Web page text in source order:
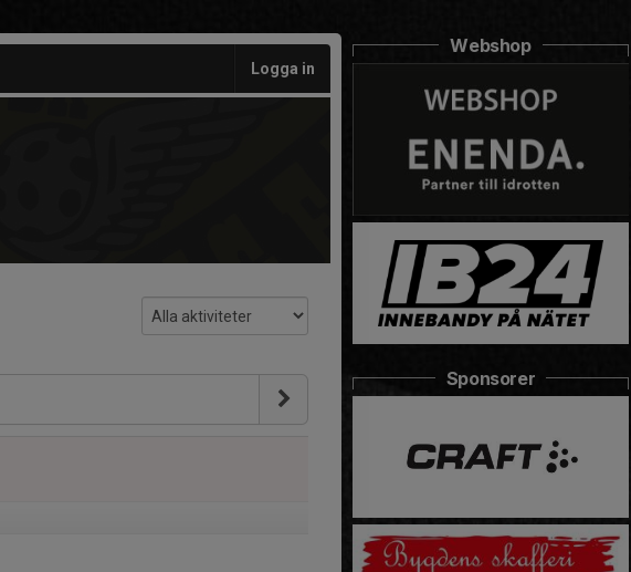
Logga in
Webshop
Sponsorer